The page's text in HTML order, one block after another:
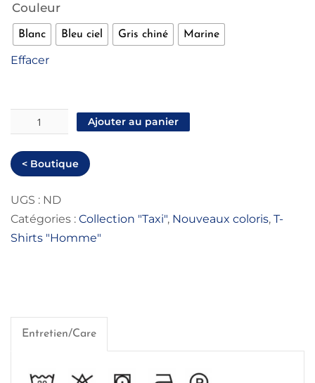
Couleur
Blanc Bleu ciel Gris chiné Marine
Effacer
quantité
de
T-
Shirt
Homme
"Grand
Taxi
Ajouter au panier
< Boutique
UGS : ND
Catégories : Collection "Taxi", Nouveaux coloris, T-
Shirts "Homme"
Entretien/Care